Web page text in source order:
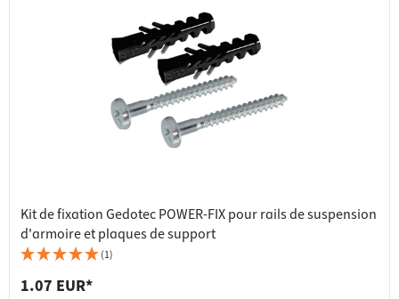
Kit de fixation Gedotec POWER-FIX pour rails de suspension
d'armoire et plaques de support
(1)
1.07 EUR*